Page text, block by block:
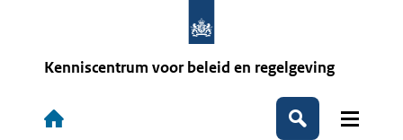
Kenniscentrum voor beleid en regelgeving
Hoofdnavigatie
Zoeken